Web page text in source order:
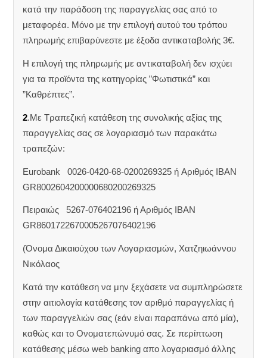
κατά την παράδοση της παραγγελίας σας από το
μεταφορέα. Μόνο με την επιλογή αυτού του τρόπου
πληρωμής επιβαρύνεστε με έξοδα αντικαταβολής 3€.
Η επιλογή της πληρωμής με αντικαταβολή δεν ισχύει
για τα προϊόντα της κατηγορίας ”Φωτιστικά” και
”Καθρέπτες”.
2.Με Τραπεζική κατάθεση της συνολικής αξίας της
παραγγελίας σας σε λογαριασμό των παρακάτω
τραπεζών:
Eurobank 0026-0420-68-0200269325 ή Aριθμός IBAN
GR8002604200000680200269325
Πειραιώς 5267-076402196 ή Αριθμός IBAN
GR8601722670005267076402196
(Όνομα Δικαιούχου των Λογαριασμών, Χατζηιωάννου
Νικόλαος
Κατά την κατάθεση να μην ξεχάσετε να συμπληρώσετε
στην αιτιολογία κατάθεσης τον αριθμό παραγγελίας ή
των παραγγελιών σας (εάν είναι παραπάνω από μία),
καθώς και το Ονοματεπώνυμό σας. Σε περίπτωση
κατάθεσης μέσω web banking απο λογαριασμό άλλης